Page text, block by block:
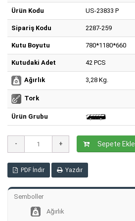
Ürün Kodu US-23833 P
Sipariş Kodu 2287-259
Kutu Boyutu 780*1180*660
Kutudaki Adet 42 PCS
Ağırlık 3,28 Kg.
Tork
Ürün Grubu
Sepete Ekle
PDF İndir Yazdır
Semboller
Ağırlık